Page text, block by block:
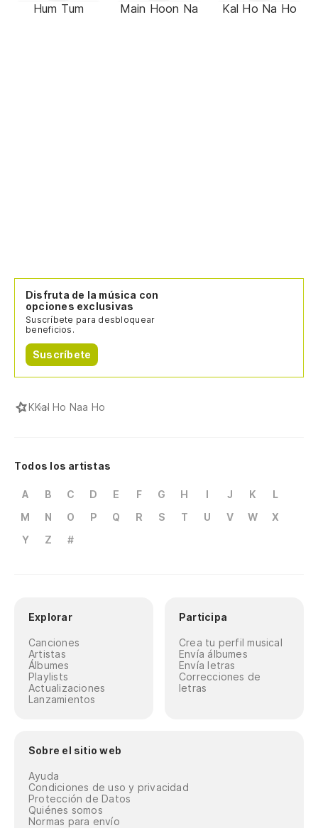
Hum Tum Main Hoon Na Kal Ho Na Ho
Disfruta de la música con
opciones exclusivas
Suscríbete para desbloquear
beneficios.
Suscríbete
KKal Ho Naa Ho
Todos los artistas
A B C D E F G H I J K
L
M
N O P Q R S T U V W
X
Y
Z #
Explorar
Canciones
Artistas
Álbumes
Playlists
Actualizaciones
Lanzamientos
Participa
Crea tu perfil musical
Envía álbumes
Envía letras
Correcciones de
letras
Sobre el sitio web
Ayuda
Condiciones de uso y privacidad
Protección de Datos
Quiénes somos
Normas para envío